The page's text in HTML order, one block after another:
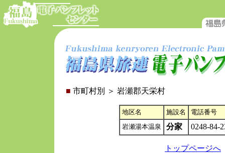
■ 市町村別 ＞ 岩瀬郡天栄村
地区名 施設名
電話番号
岩瀬湯本温泉
分家 0248-84-
トップページへ